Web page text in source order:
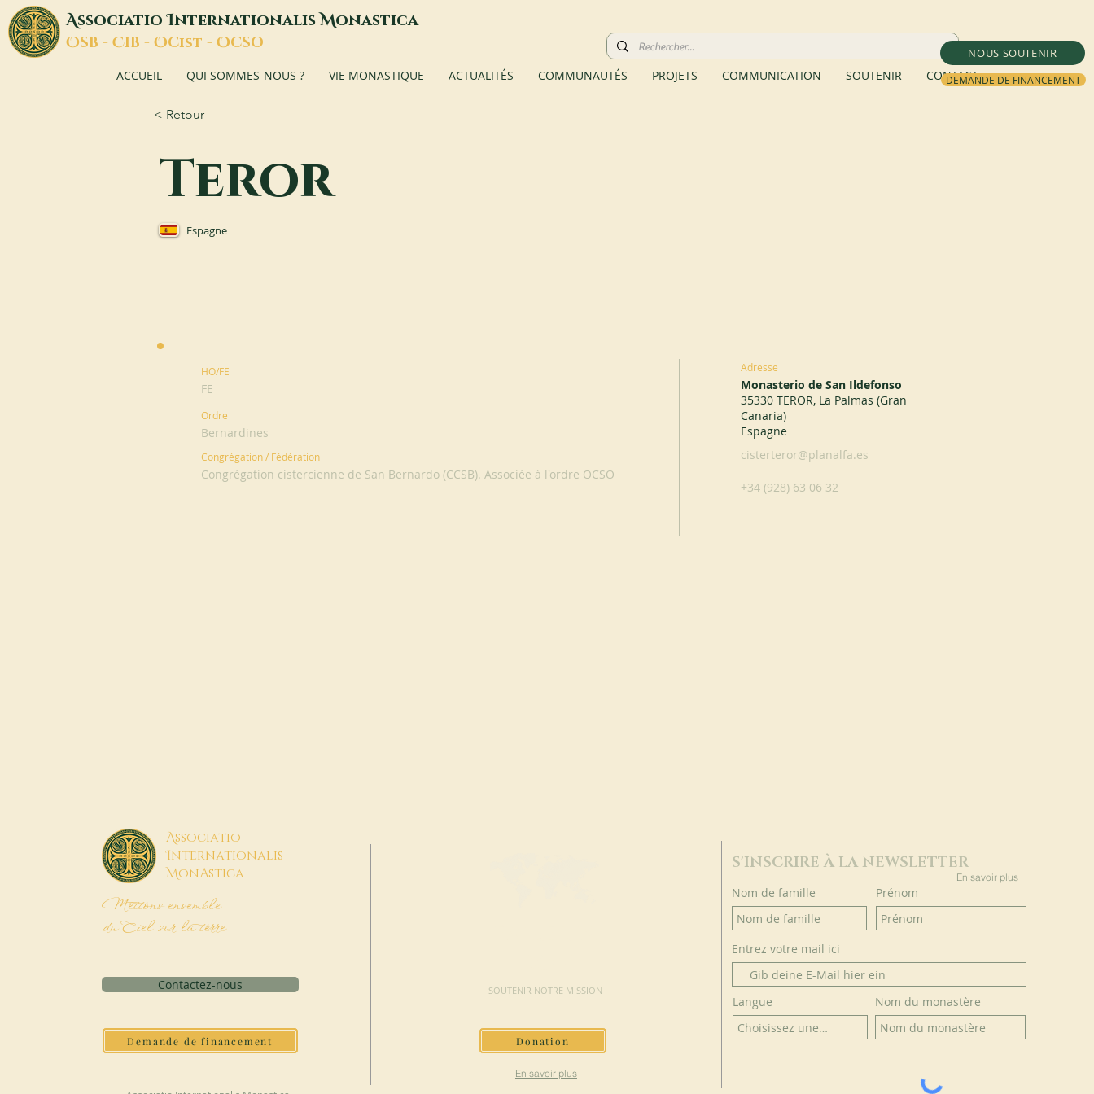
NOUS SOUTENIR
DEMANDE DE FINANCEMENT
AssociatioInternationalisMonastica
OSB - CIB - OCist - OCSO
ACCUEIL QUI SOMMES-NOUS ? VIE MONASTIQUE ACTUALITÉS COMMUNAUTÉS PROJETS COMMUNICATION SOUTENIR CONTACT
< Retour
Teror
Espagne
HO/FE
FE
Ordre
Bernardines
Congrégation / Fédération
Congrégation cistercienne de San Bernardo (CCSB). Associée à l'ordre OCSO
Adresse
Monasterio de San Ildefonso
35330 TEROR, La Palmas (Gran
Canaria)
Espagne
cisterteror@planalfa.es
+34 (928) 63 06 32
Associatio
Internationalis
MonAstica
Mettons ensemble
du Ciel sur la terre
Contactez-nous
Demande de financement
SOUTENIR NOTRE MISSION
Donation
En savoir plus
S'INSCRIRE À LA NEWSLETTER
En savoir plus
Nom de famille Prénom
Entrez votre mail ici
Langue Nom du monastère